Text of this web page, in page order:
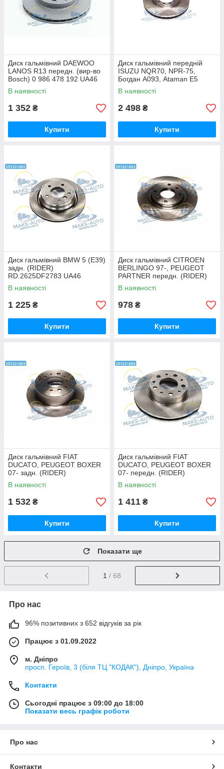
Диск гальмівний DAEWOO
LANOS R13 передн. (вир-во
Bosch) 0 986 478 192 UA46
В наявності
1 352 ₴
Купити
Диск гальмівний передній
ISUZU NQR70, NPR-75,
Богдан А093, Ataman Е5
(RIDER) RD8973872280 UA56
В наявності
2 498 ₴
Купити
Диск гальмівний BMW 5 (E39)
задн. (RIDER)
RD.2625DF2783 UA46
В наявності
1 225 ₴
Купити
Диск гальмівний CITROEN
BERLINGO 97-, PEUGEOT
PARTNER передн. (RIDER)
RD.3325DF2808 UA46
В наявності
978 ₴
Купити
Диск гальмівний FIAT
DUCATO, PEUGEOT BOXER
07- задн. (RIDER)
RD.2625DF4770 UA46
В наявності
1 532 ₴
Купити
Диск гальмівний FIAT
DUCATO, PEUGEOT BOXER
07- передн. (RIDER)
RD.3325DF4771S UA46
В наявності
1 411 ₴
Купити
Показати ще
1 / 68
Про нас
96% позитивних з 652 відгуків за рік
Працює з 01.09.2022
м. Дніпро
просп. Героїв, 3 (біля ТЦ "КОДАК"), Дніпро, Україна
Контакти
Сьогодні працює з 09:00 до 18:00
Показати весь графік роботи
Про нас
Контакти